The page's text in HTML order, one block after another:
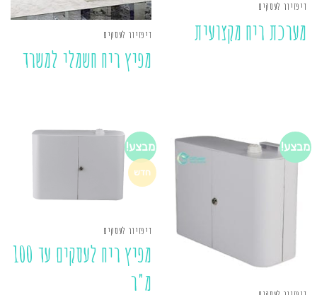
דיפזיור לעסקים
מערכת ריח מקצועית דיפזיור לעסקים
מפיץ ריח חשמלי למשרד
מבצע! מבצע!
חדש
דיפזיור לעסקים
מפיץ ריח לעסקים עד 100
מ"ר